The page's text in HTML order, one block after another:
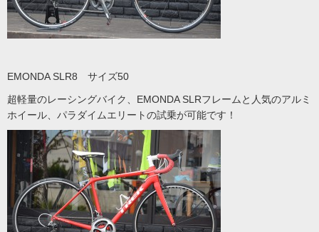
EMONDA SLR8 サイズ50
超軽量のレーシングバイク、EMONDA SLRフレームと人気のアルミ
ホイール、パラダイムエリートの試乗が可能です！